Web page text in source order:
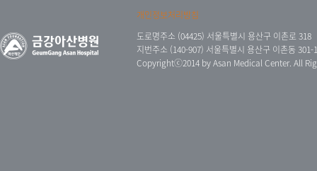
개인정보처리방침
도로명주소 (04425) 서울특별시 용산구 이촌로 318
지번주소 (140-907) 서울특별시 용산구 이촌동 301-
Copyrightⓒ2014 by Asan Medical Center. All